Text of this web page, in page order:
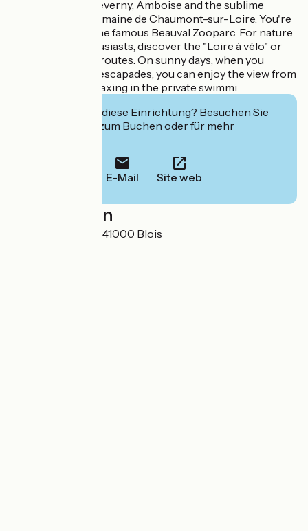
of Chambord, Cheverny, Amboise and the sublime
gardens of the Domaine de Chaumont-sur-Loire. You're
also 45 km from the famous Beauval Zooparc. For nature
and 2-wheel enthusiasts, discover the "Loire à vélo" or
"Châteaux à vélo" routes. On sunny days, when you
return from your escapades, you can enjoy the view from
your gîte while relaxing in the private swimmi
Interessiert Sie diese Einrichtung? Besuchen Sie
deren Website zum Buchen oder für mehr
E-Mail Site web
Localisation
40, Rue Albert 1er 41000 Blois